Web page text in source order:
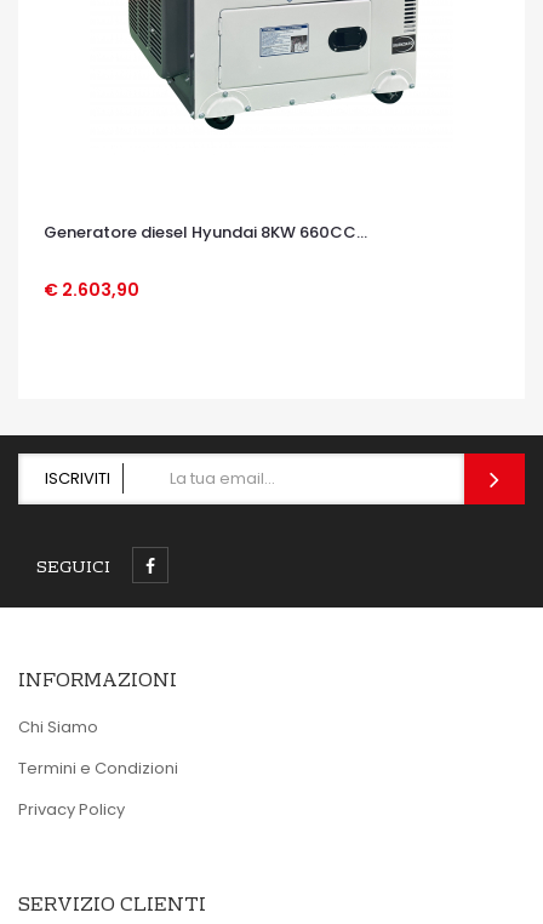
Generatore diesel Hyundai 8KW 660CC...
€ 2.603,90
OCCHIATA VELOCE
ISCRIVITI
SEGUICI
INFORMAZIONI
Chi Siamo
Termini e Condizioni
Privacy Policy
SERVIZIO CLIENTI